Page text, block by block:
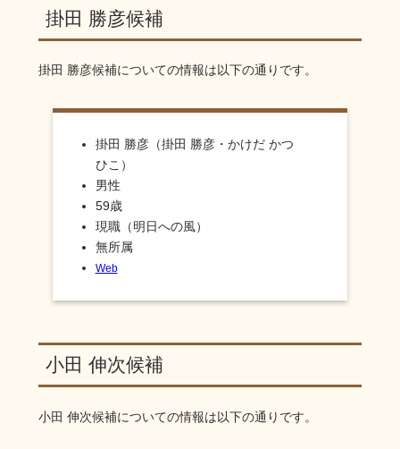
掛田 勝彦候補
掛田 勝彦候補についての情報は以下の通りです。
掛田 勝彦（掛田 勝彦・かけだ かつ
ひこ）
男性
59歳
現職（明日への風）
無所属
Web
小田 伸次候補
小田 伸次候補についての情報は以下の通りです。